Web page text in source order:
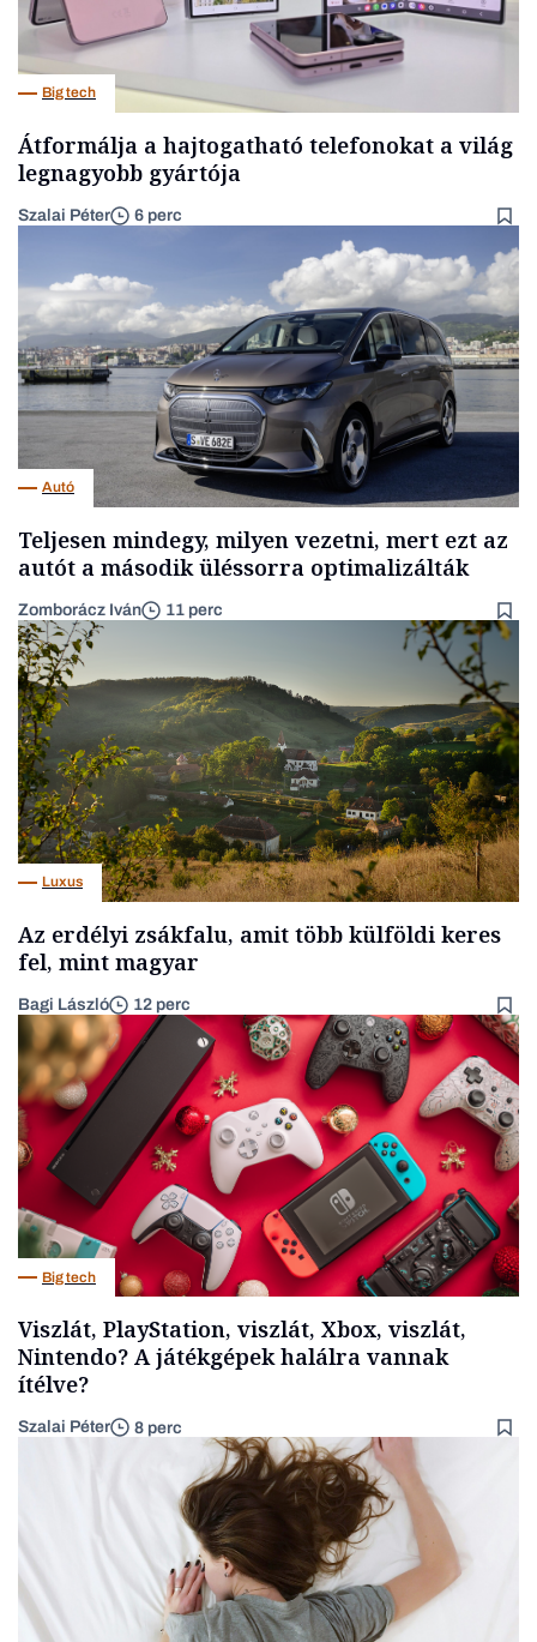
Big tech
Átformálja a hajtogatható telefonokat a világ
legnagyobb gyártója
Szalai Péter 6 perc
Autó
Teljesen mindegy, milyen vezetni, mert ezt az
autót a második üléssorra optimalizálták
Zomborácz Iván 11 perc
Luxus
Az erdélyi zsákfalu, amit több külföldi keres
fel, mint magyar
Bagi László 12 perc
Big tech
Viszlát, PlayStation, viszlát, Xbox, viszlát,
Nintendo? A játékgépek halálra vannak
ítélve?
Szalai Péter 8 perc